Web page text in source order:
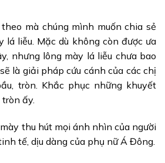
mà chúng mình muốn chia sẻ
lá liễu. Mặc dù không còn được ưa
nhưng lông mày lá liễu chưa bao
là giải pháp cứu cánh của các chị
tròn. Khắc phục những khuyết
ấy.
thu hút mọi ánh nhìn của người
tế, dịu dàng của phụ nữ Á Đông.